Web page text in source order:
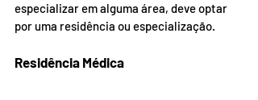
especializar em alguma área, deve optar
por uma residência ou especialização.
Residência Médica